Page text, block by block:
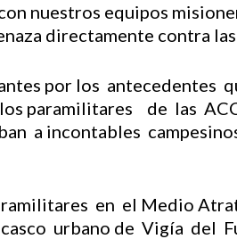
nuestros equipos
directamente contra
por los antecedentes
paramilitares de las
a incontables
en el Medio
urbano de Vigía del